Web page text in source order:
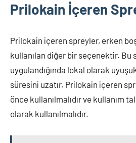
Prilokain İçeren
Prilokain içeren spreyler, erken
kullanılan diğer bir seçenektir. Bu
uygulandığında lokal olarak
süresini uzatır. Prilokain içeren
önce kullanılmalıdır ve kullanım
olarak kullanılmalıdır.